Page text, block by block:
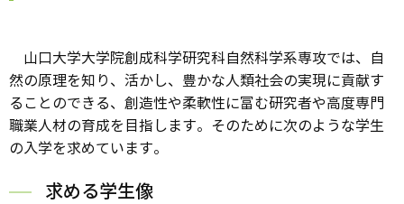
山口大学大学院創成科学研究科自然科学系専攻では、自
然の原理を知り、活かし、豊かな人類社会の実現に貢献す
ることのできる、創造性や柔軟性に富む研究者や高度専門
職業人材の育成を目指します。そのために次のような学生
の入学を求めています。
求める学生像